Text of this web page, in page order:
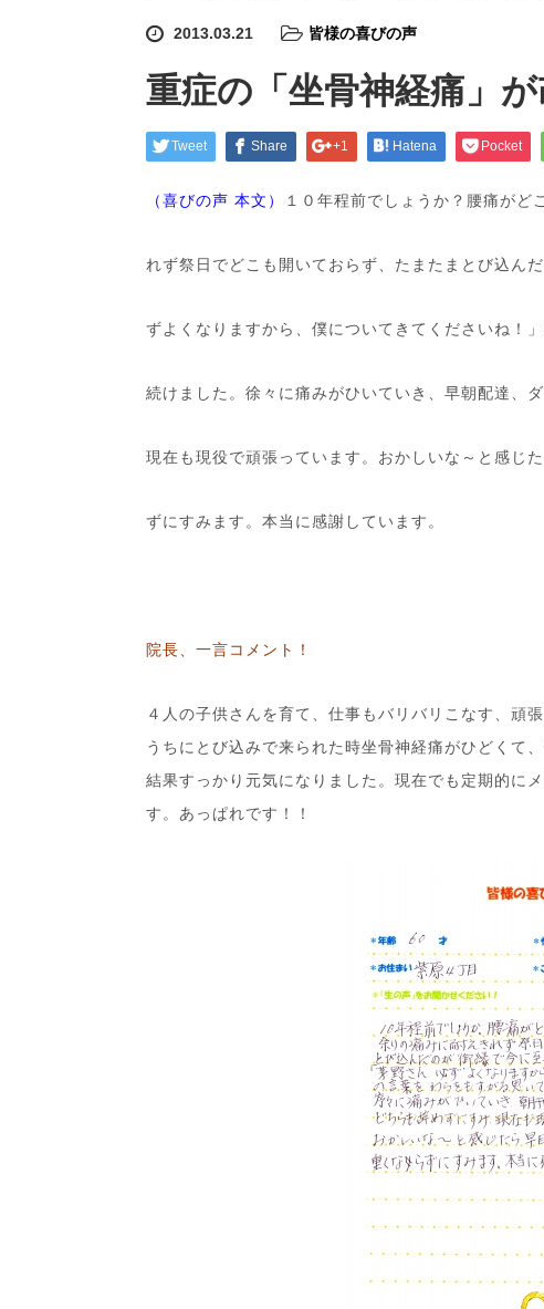
2013.03.21 皆様の喜びの声
重症の「坐骨神経痛」が
Tweet Share +1 Hatena Pocket
（喜びの声 本文） １０年程前でしょうか？腰痛がど
れず祭日でどこも開いておらず、たまたまとび込ん
ずよくなりますから、僕についてきてくださいね！
続けました。徐々に痛みがひいていき、早朝配達、
現在も現役で頑張っています。おかしいな～と感じ
ずにすみます。本当に感謝しています。
院長、一言コメント！
４人の子供さんを育て、仕事もバリバリこなす、頑
うちにとび込みで来られた時坐骨神経痛がひどくて
結果すっかり元気になりました。現在でも定期的に
す。あっぱれです！！